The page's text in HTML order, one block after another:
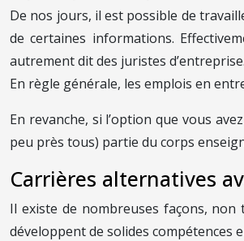
De nos jours, il est possible de
de certaines informations.
autrement dit des juristes
En règle générale, les emplois en
En revanche, si l’option que vous
peu près tous) partie du corps
Carrières alternatives
Il existe de nombreuses façons,
développent de solides compétences